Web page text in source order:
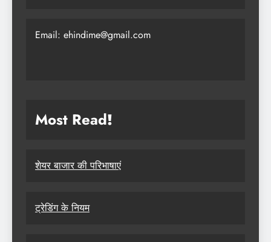
Email: ehindime@gmail.com
Most Read!
शेयर बाजार की परिभाषाएं
ट्रेडिंग के नियम